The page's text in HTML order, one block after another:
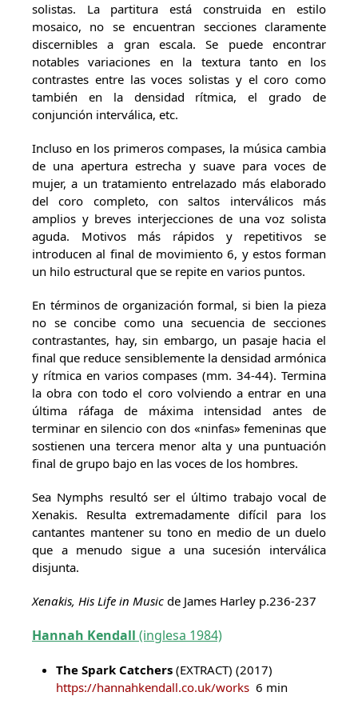
solistas. La partitura está construida en estilo
mosaico, no se encuentran secciones claramente
discernibles a gran escala. Se puede encontrar
notables variaciones en la textura tanto en los
contrastes entre las voces solistas y el coro como
también en la densidad rítmica, el grado de
conjunción interválica, etc.
Incluso en los primeros compases, la música cambia
de una apertura estrecha y suave para voces de
mujer, a un tratamiento entrelazado más elaborado
del coro completo, con saltos interválicos más
amplios y breves interjecciones de una voz solista
aguda. Motivos más rápidos y repetitivos se
introducen al final de movimiento 6, y estos forman
un hilo estructural que se repite en varios puntos.
En términos de organización formal, si bien la pieza
no se concibe como una secuencia de secciones
contrastantes, hay, sin embargo, un pasaje hacia el
final que reduce sensiblemente la densidad armónica
y rítmica en varios compases (mm. 34-44). Termina
la obra con todo el coro volviendo a entrar en una
última ráfaga de máxima intensidad antes de
terminar en silencio con dos «ninfas» femeninas que
sostienen una tercera menor alta y una puntuación
final de grupo bajo en las voces de los hombres.
Sea Nymphs resultó ser el último trabajo vocal de
Xenakis. Resulta extremadamente difícil para los
cantantes mantener su tono en medio de un duelo
que a menudo sigue a una sucesión interválica
disjunta.
Xenakis, His Life in Music de James Harley p.236-237
Hannah Kendall (inglesa 1984)
The Spark Catchers (EXTRACT) (2017)
https://hannahkendall.co.uk/works 6 min